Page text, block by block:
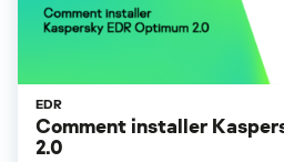
EDR
Comment installer
2.0